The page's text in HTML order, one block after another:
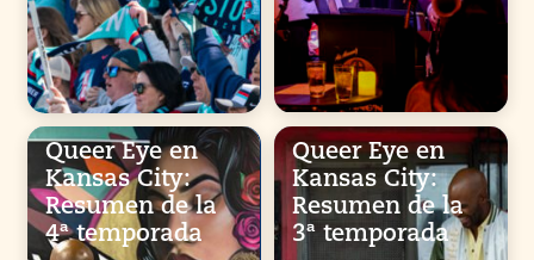
Queer Eye en
Kansas City:
Resumen de la
4ª temporada
Queer Eye en
Kansas City:
Resumen de la
3ª temporada